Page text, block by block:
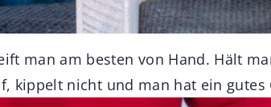
man am besten von Hand. Hält
kippelt nicht und man hat ein gutes